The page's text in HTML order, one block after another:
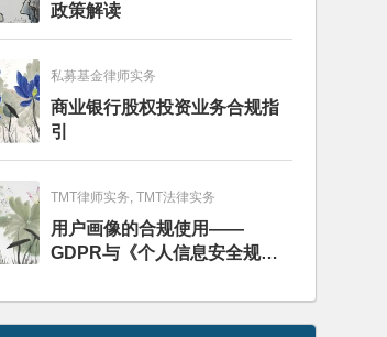
政策解读
私募基金律师实务
商业银行股权投资业务合规指
引
TMT律师实务, TMT法律实务
用户画像的合规使用——
GDPR与《个人信息安全规